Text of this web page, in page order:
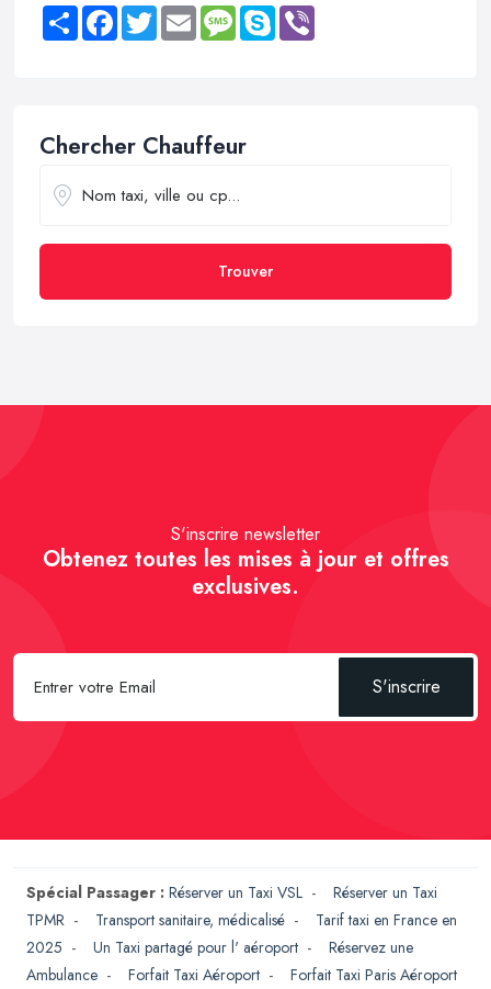
Share FacebookTwitter Email MessageSkype
Chercher Chauffeur
Trouver
S'inscrire newsletter
Obtenez toutes les mises à jour et offres
exclusives.
S'inscrire
Spécial Passager : Réserver un Taxi VSL - Réserver un Taxi
TPMR - Transport sanitaire, médicalisé - Tarif taxi en France en
2025 - Un Taxi partagé pour l' aéroport - Réservez une
Ambulance - Forfait Taxi Aéroport - Forfait Taxi Paris Aéroport